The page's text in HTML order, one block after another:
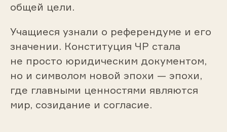
общей цели.
Учащиеся узнали о референдуме и его
значении. Конституция ЧР стала
не просто юридическим документом,
но и символом новой эпохи — эпохи,
где главными ценностями являются
мир, созидание и согласие.